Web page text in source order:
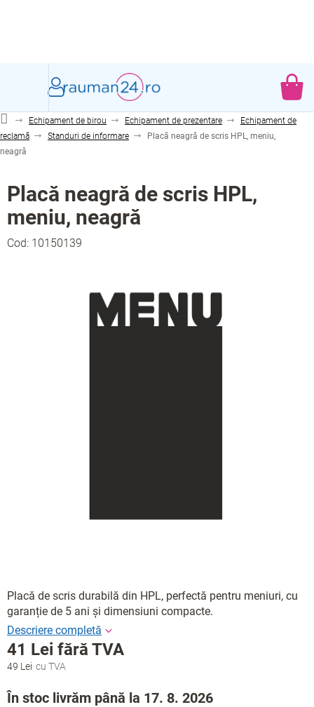
DE
Echipament de birou Echipament de prezentare
Echipament de
reclamă
Standuri de informare
Placă neagră de scris HPL, meniu,
neagră
Placă neagră de scris HPL,
meniu, neagră
Cod: 10150139
Placă de scris durabilă din HPL, perfectă pentru meniuri, cu
garanție de 5 ani și dimensiuni compacte.
49 Lei
41 Lei fără TVA
Evaluare
În stoc livrăm până la 17. 8. 2026